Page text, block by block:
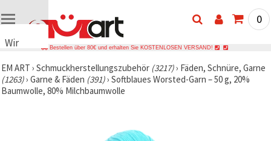
Wir
Cookies
🍪 Wir
verwenden
0
Bestellen über 80€ und erhalten Sie KOSTENLOSEN VERSAND!
EM ART › Schmuckherstellungszubehör (3217)› Fäden, Schnüre, Garne
(1263)› Garne & Fäden (391)› Softblaues Worsted-Garn – 50 g, 20%
Baumwolle, 80% Milchbaumwolle